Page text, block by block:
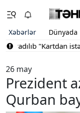
Xəbərlər Dünyada
"Kartdan
26 may
Prezident
Qurban